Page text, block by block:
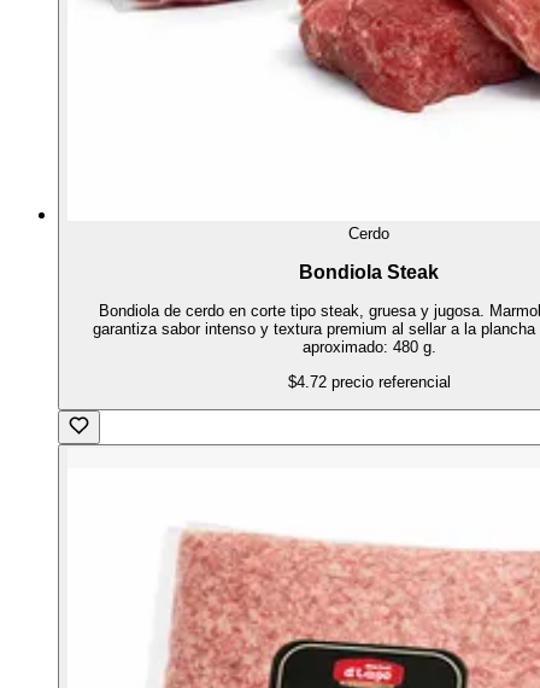
Cerdo
Bondiola Steak
Bondiola de cerdo en corte tipo steak, gruesa y jugosa.
garantiza sabor intenso y textura premium al sellar a la
aproximado: 480 g.
$4.72 precio referencial